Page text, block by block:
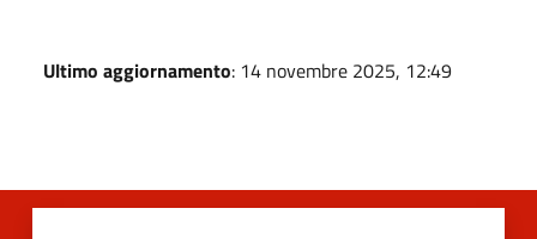
Ultimo aggiornamento: 14 novembre 2025, 12:49